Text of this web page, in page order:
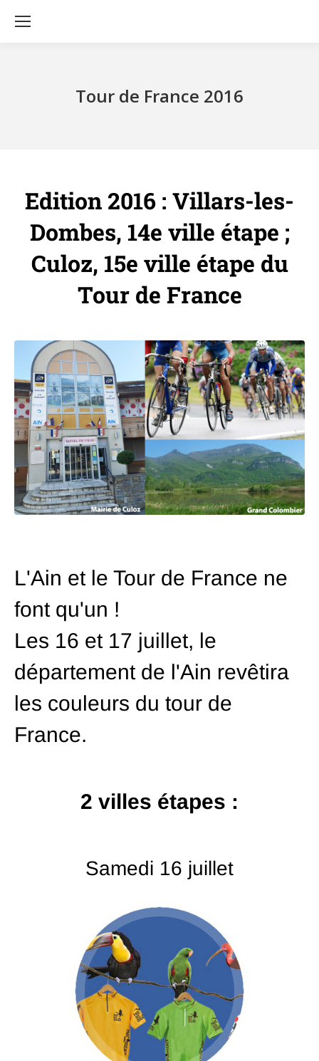
Tour de France 2016
Edition 2016 : Villars-les-
Dombes, 14e ville étape ;
Culoz, 15e ville étape du
Tour de France
L'Ain et le Tour de France ne
font qu'un !
Les 16 et 17 juillet, le
département de l'Ain revêtira
les couleurs du tour de
France.
2 villes étapes :
Samedi 16 juillet